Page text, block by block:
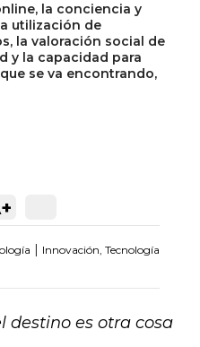
la conciencia y
utilización de
la valoración social de
y la capacidad para
se va encontrando,
| Innovación, Tecnología
destino es otra cosa